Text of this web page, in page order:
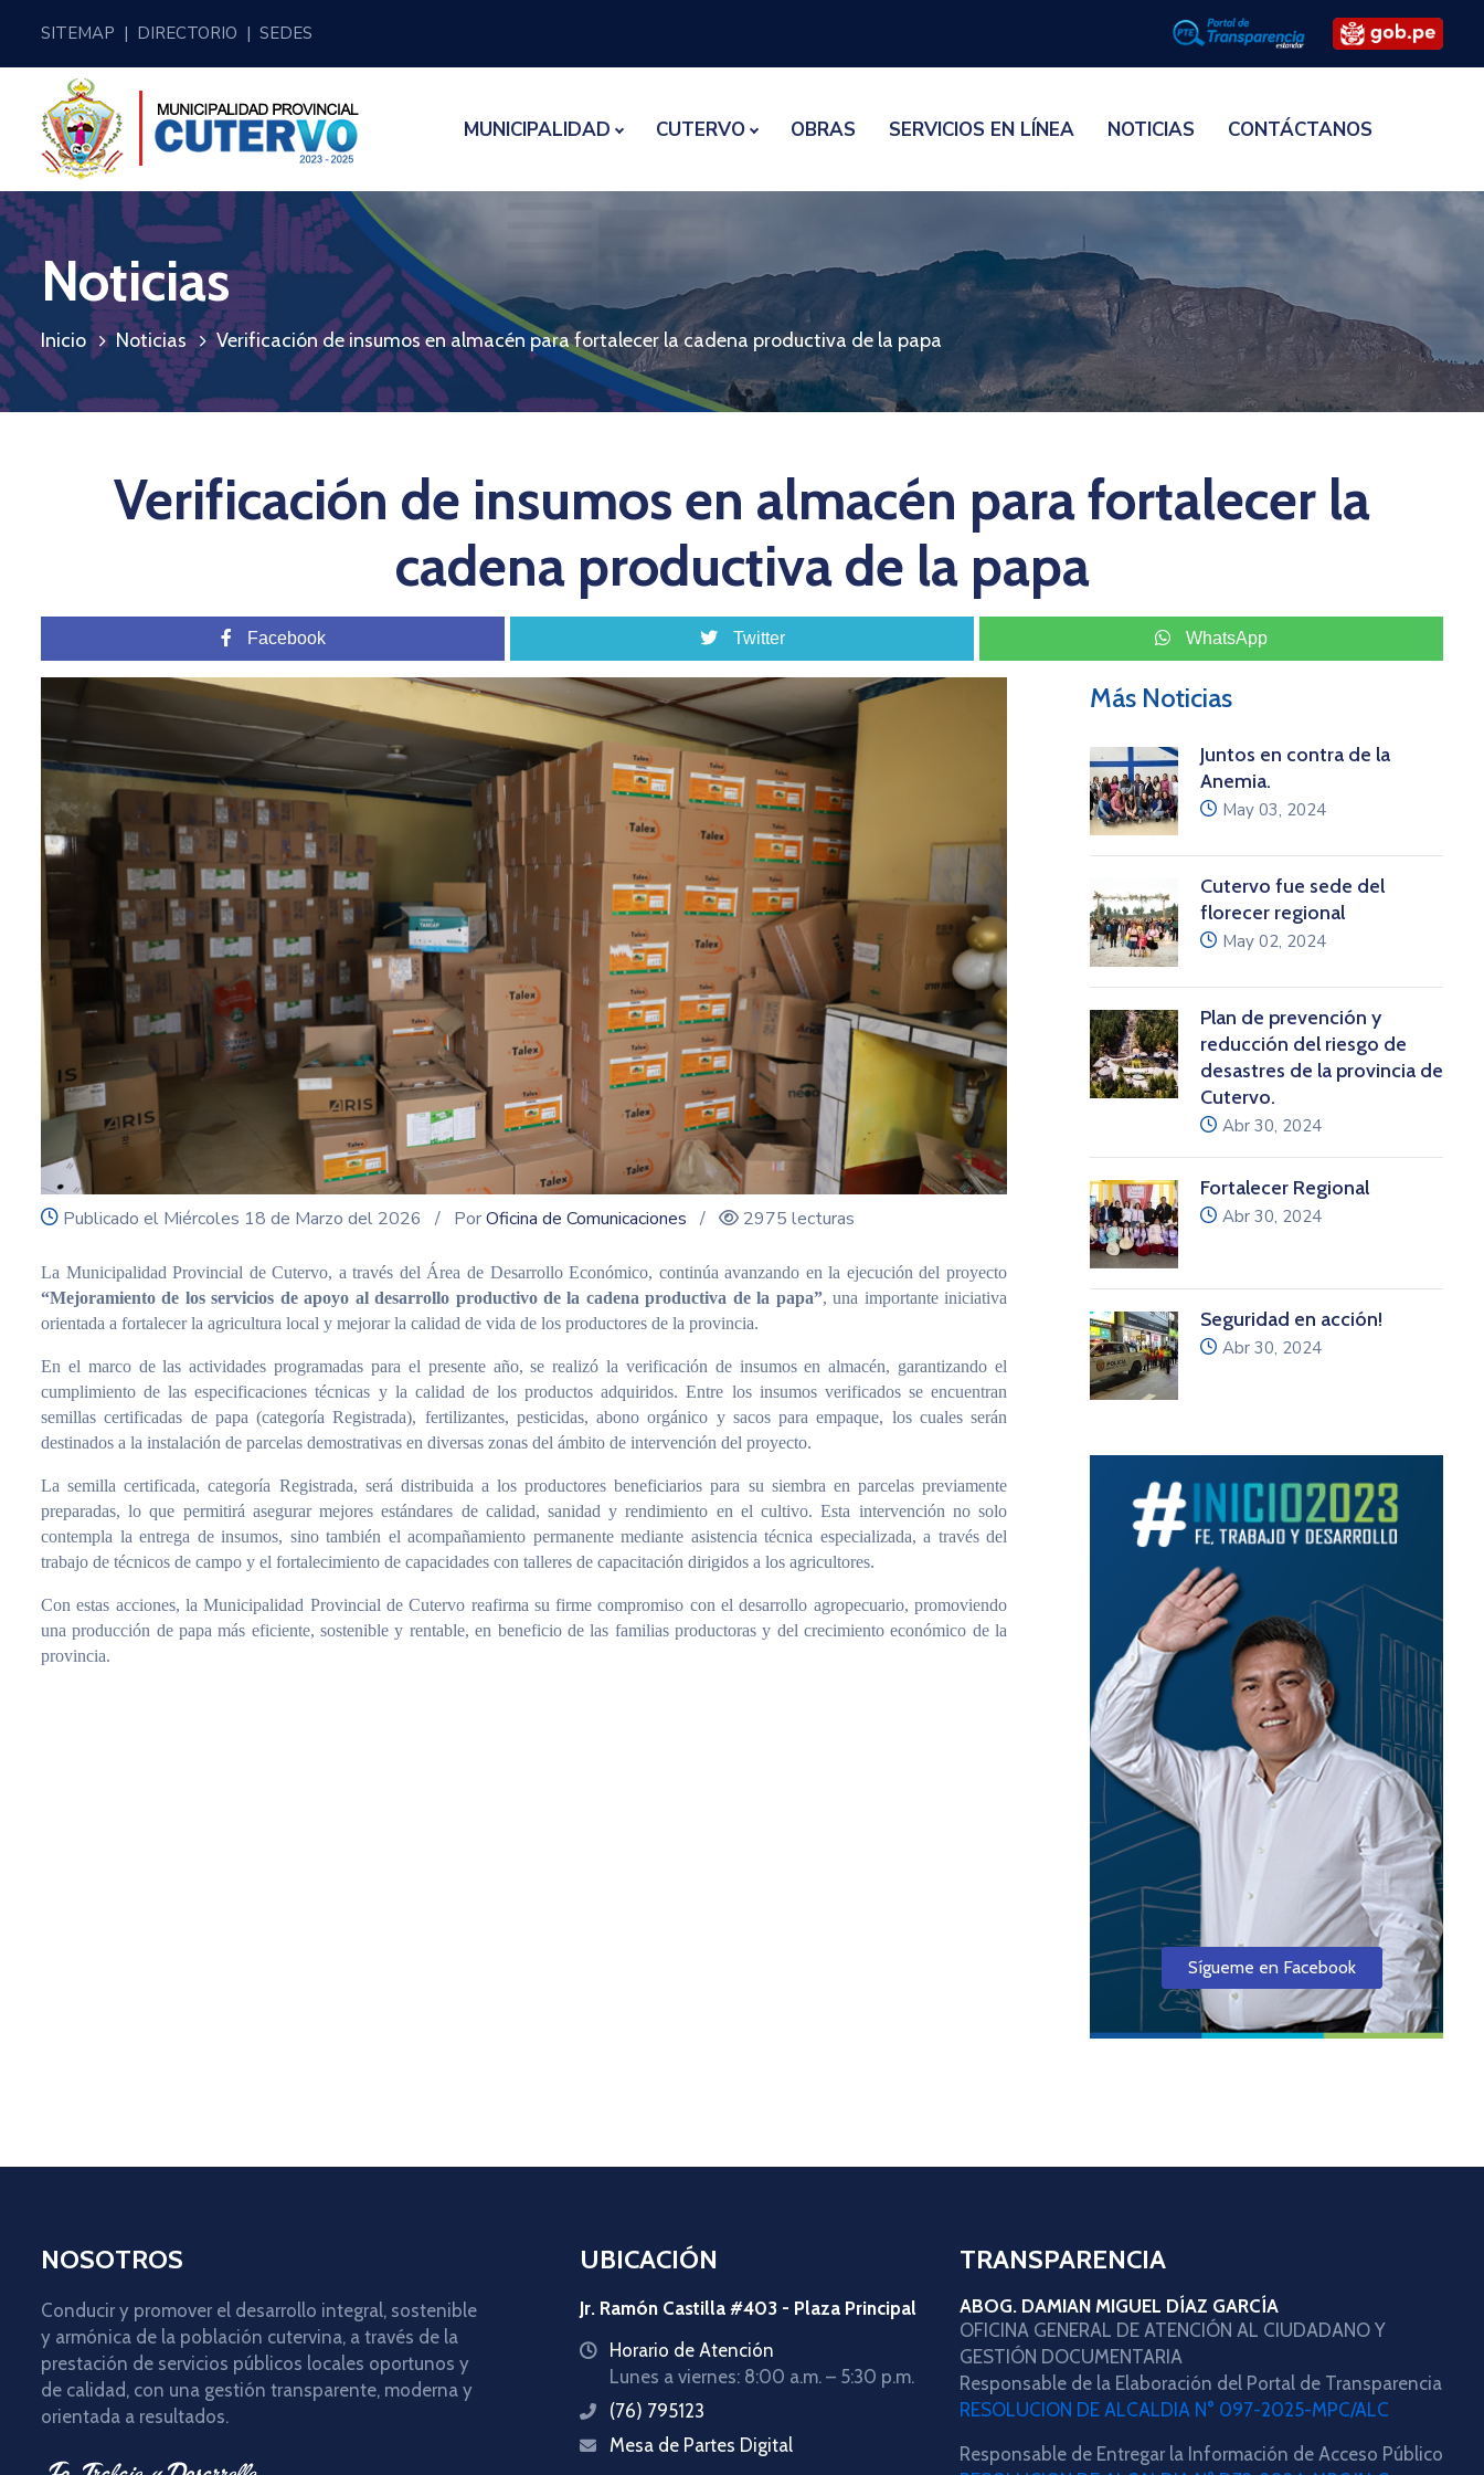
SITEMAP | DIRECTORIO | SEDES
MUNICIPALIDAD CUTERVO OBRAS SERVICIOS EN LÍNEA NOTICIAS CONTÁCTANOS
Noticias
Inicio Noticias Verificación de insumos en almacén para fortalecer la cadena productiva de la papa
Verificación de insumos en almacén para fortalecer la
cadena productiva de la papa
Facebook Twitter WhatsApp
icon
Publicado el Miércoles 18 de Marzo del 2026 / PorOficina de Comunicaciones / 2975 lecturas
La Municipalidad Provincial de Cutervo, a través del Área de Desarrollo Económico, continúa avanzando en la ejecución del proyecto
“Mejoramiento de los servicios de apoyo al desarrollo productivo de la cadena productiva de la papa”, una importante iniciativa
orientada a fortalecer la agricultura local y mejorar la calidad de vida de los productores de la provincia.
En el marco de las actividades programadas para el presente año, se realizó la verificación de insumos en almacén, garantizando el
cumplimiento de las especificaciones técnicas y la calidad de los productos adquiridos. Entre los insumos verificados se encuentran
semillas certificadas de papa (categoría Registrada), fertilizantes, pesticidas, abono orgánico y sacos para empaque, los cuales serán
destinados a la instalación de parcelas demostrativas en diversas zonas del ámbito de intervención del proyecto.
La semilla certificada, categoría Registrada, será distribuida a los productores beneficiarios para su siembra en parcelas previamente
preparadas, lo que permitirá asegurar mejores estándares de calidad, sanidad y rendimiento en el cultivo. Esta intervención no solo
contempla la entrega de insumos, sino también el acompañamiento permanente mediante asistencia técnica especializada, a través del
trabajo de técnicos de campo y el fortalecimiento de capacidades con talleres de capacitación dirigidos a los agricultores.
Con estas acciones, la Municipalidad Provincial de Cutervo reafirma su firme compromiso con el desarrollo agropecuario, promoviendo
una producción de papa más eficiente, sostenible y rentable, en beneficio de las familias productoras y del crecimiento económico de la
provincia.
Más Noticias
Juntos en contra de la
Anemia.
icon
May 03, 2024
Cutervo fue sede del
florecer regional
icon
May 02, 2024
Plan de prevención y
reducción del riesgo de
desastres de la provincia de
Cutervo.
icon
Abr 30, 2024
Fortalecer Regional
icon
Abr 30, 2024
Seguridad en acción!
icon
Abr 30, 2024
Sígueme en Facebook
NOSOTROS
Conducir y promover el desarrollo integral, sostenible
y armónica de la población cutervina, a través de la
prestación de servicios públicos locales oportunos y
de calidad, con una gestión transparente, moderna y
orientada a resultados.
UBICACIÓN
Jr. Ramón Castilla #403 - Plaza Principal
iconHorario de Atención
Lunes a viernes: 8:00 a.m. – 5:30 p.m.
icon
(76) 795123
icon
Mesa de Partes Digital
TRANSPARENCIA
ABOG. DAMIAN MIGUEL DÍAZ GARCÍA
OFICINA GENERAL DE ATENCIÓN AL CIUDADANO Y
GESTIÓN DOCUMENTARIA
Responsable de la Elaboración del Portal de Transparencia
RESOLUCION DE ALCALDIA N° 097-2025-MPC/ALC
Responsable de Entregar la Información de Acceso Público